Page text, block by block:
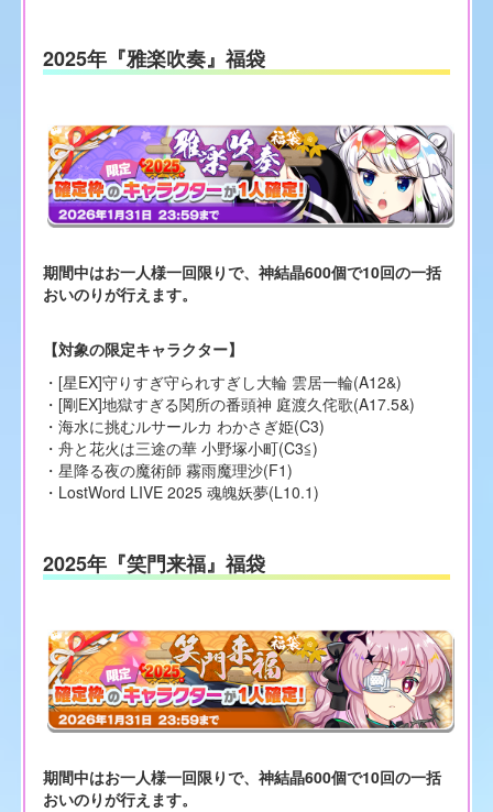
2025年『雅楽吹奏』福袋
期間中はお一人様一回限りで、神結晶600個で10回の一括
おいのりが行えます。
【対象の限定キャラクター】
・[星EX]守りすぎ守られすぎし大輪 雲居一輪(A12&)
・[剛EX]地獄すぎる関所の番頭神 庭渡久侘歌(A17.5&)
・海水に挑むルサールカ わかさぎ姫(C3)
・舟と花火は三途の華 小野塚小町(C3≦)
・星降る夜の魔術師 霧雨魔理沙(F1)
・LostWord LIVE 2025 魂魄妖夢(L10.1)
2025年『笑門来福』福袋
期間中はお一人様一回限りで、神結晶600個で10回の一括
おいのりが行えます。